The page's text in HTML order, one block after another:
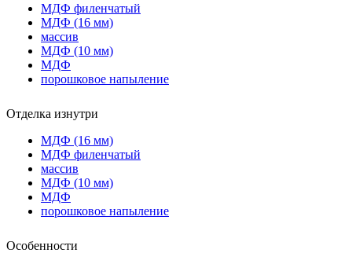
МДФ филенчатый
МДФ (16 мм)
массив
МДФ (10 мм)
МДФ
порошковое напыление
Отделка изнутри
МДФ (16 мм)
МДФ филенчатый
массив
МДФ (10 мм)
МДФ
порошковое напыление
Особенности